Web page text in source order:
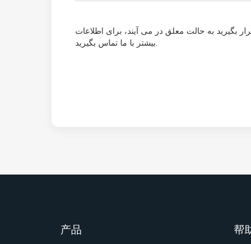
به حالت معلق در می آیند، برای اطلاعات
بیشتر با ما تماس بگیرید.
产品 帮